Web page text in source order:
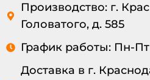
Производство: г.
Головатого, д. 585
График работы: Пн-Пт
Доставка в г.